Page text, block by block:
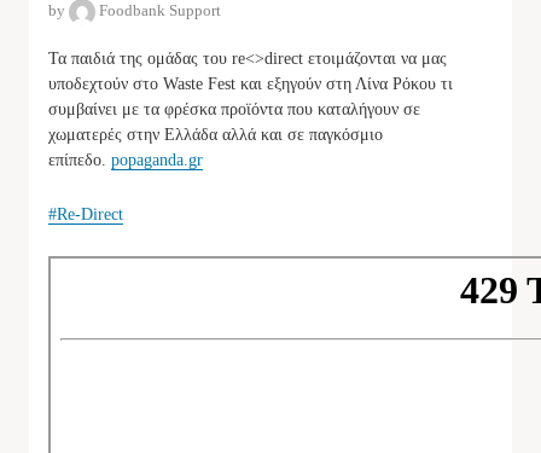
by
Foodbank Support
Τα παιδιά της ομάδας του re<>direct ετοιμάζονται να μας
υποδεχτούν στο Waste Fest και εξηγούν στη Λίνα Ρόκου τι
συμβαίνει με τα φρέσκα προϊόντα που καταλήγουν σε
χωματερές στην Ελλάδα αλλά και σε παγκόσμιο
επίπεδο. popaganda.gr
#Re-Direct